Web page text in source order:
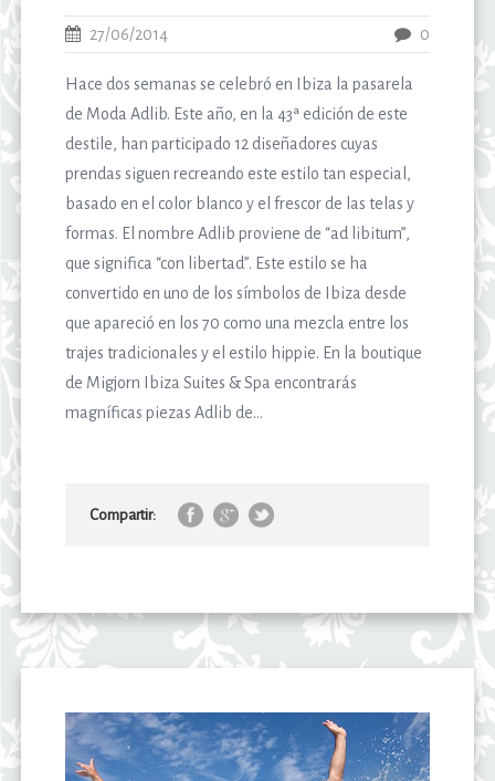
27/06/2014 0
Hace dos semanas se celebró en Ibiza la pasarela
de Moda Adlib. Este año, en la 43ª edición de este
destile, han participado 12 diseñadores cuyas
prendas siguen recreando este estilo tan especial,
basado en el color blanco y el frescor de las telas y
formas. El nombre Adlib proviene de “ad libitum”,
que significa “con libertad”. Este estilo se ha
convertido en uno de los símbolos de Ibiza desde
que apareció en los 70 como una mezcla entre los
trajes tradicionales y el estilo hippie. En la boutique
de Migjorn Ibiza Suites & Spa encontrarás
magníficas piezas Adlib de...
Compartir: